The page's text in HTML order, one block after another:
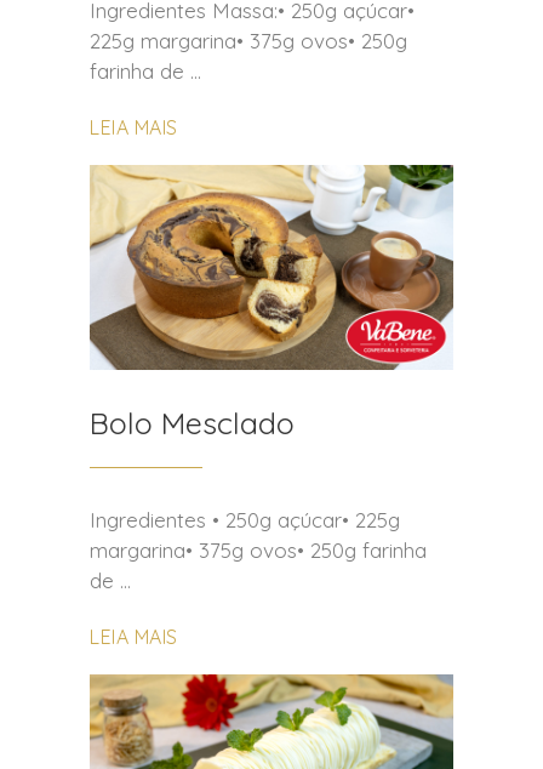
Ingredientes Massa:• 250g açúcar•
225g margarina• 375g ovos• 250g
farinha de
LEIA MAIS
Bolo Mesclado
Ingredientes • 250g açúcar• 225g
margarina• 375g ovos• 250g farinha
de
LEIA MAIS